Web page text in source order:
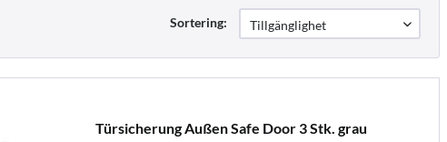
Sortering:
Türsicherung Außen Safe Door 3 Stk. grau